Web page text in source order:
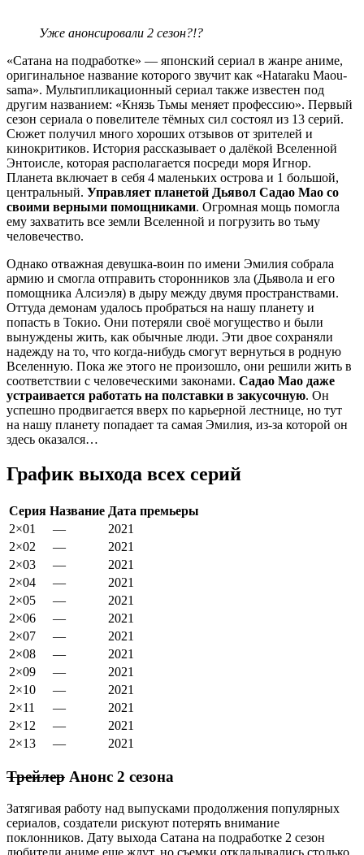
Уже анонсировали 2 сезон?!?
«Сатана на подработке» — японский сериал в жанре аниме,
оригинальное название которого звучит как «Hataraku Maou-
sama». Мультипликационный сериал также известен под
другим названием: «Князь Тьмы меняет профессию». Первый
сезон сериала о повелителе тёмных сил состоял из 13 серий.
Сюжет получил много хороших отзывов от зрителей и
кинокритиков. История рассказывает о далёкой Вселенной
Энтоисле, которая располагается посреди моря Игнор.
Планета включает в себя 4 маленьких острова и 1 большой,
центральный. Управляет планетой Дьявол Садао Мао со
своими верными помощниками. Огромная мощь помогла
ему захватить все земли Вселенной и погрузить во тьму
человечество.
Однако отважная девушка-воин по имени Эмилия собрала
армию и смогла отправить сторонников зла (Дьявола и его
помощника Алсиэля) в дыру между двумя пространствами.
Оттуда демонам удалось пробраться на нашу планету и
попасть в Токио. Они потеряли своё могущество и были
вынуждены жить, как обычные люди. Эти двое сохраняли
надежду на то, что когда-нибудь смогут вернуться в родную
Вселенную. Пока же этого не произошло, они решили жить в
соответствии с человеческими законами. Садао Мао даже
устраивается работать на полставки в закусочную. Он
успешно продвигается вверх по карьерной лестнице, но тут
на нашу планету попадает та самая Эмилия, из-за которой он
здесь оказался…
График выхода всех серий
Серия Название Дата премьеры
2×01
—
2021
2×02
—
2021
2×03
—
2021
2×04
—
2021
2×05
—
2021
2×06
—
2021
2×07
—
2021
2×08
—
2021
2×09
—
2021
2×10
—
2021
2×11
—
2021
2×12
—
2021
2×13
— 2021
Трейлер Анонс 2 сезона
Затягивая работу над выпусками продолжения популярных
сериалов, создатели рискуют потерять внимание
поклонников. Дату выхода Сатана на подработке 2 сезон
любители аниме еще ждут, но съемки откладывались столько